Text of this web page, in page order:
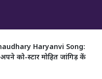
Haryanvi Song:
को-स्टार मोहित जांगिड़ कें